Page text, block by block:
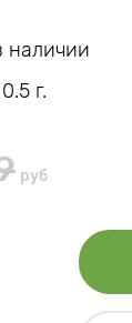
наличии
0.5 г.
руб